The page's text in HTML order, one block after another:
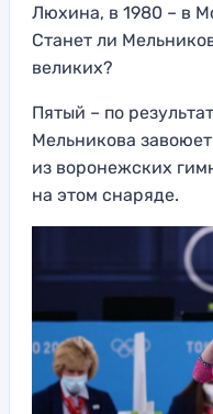
Люхина, в 1980 – в
Станет ли
великих?
Пятый – по
Мельникова
из воронежских
на этом снаряде.